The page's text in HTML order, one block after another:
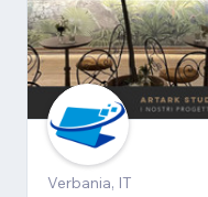
Verbania, IT